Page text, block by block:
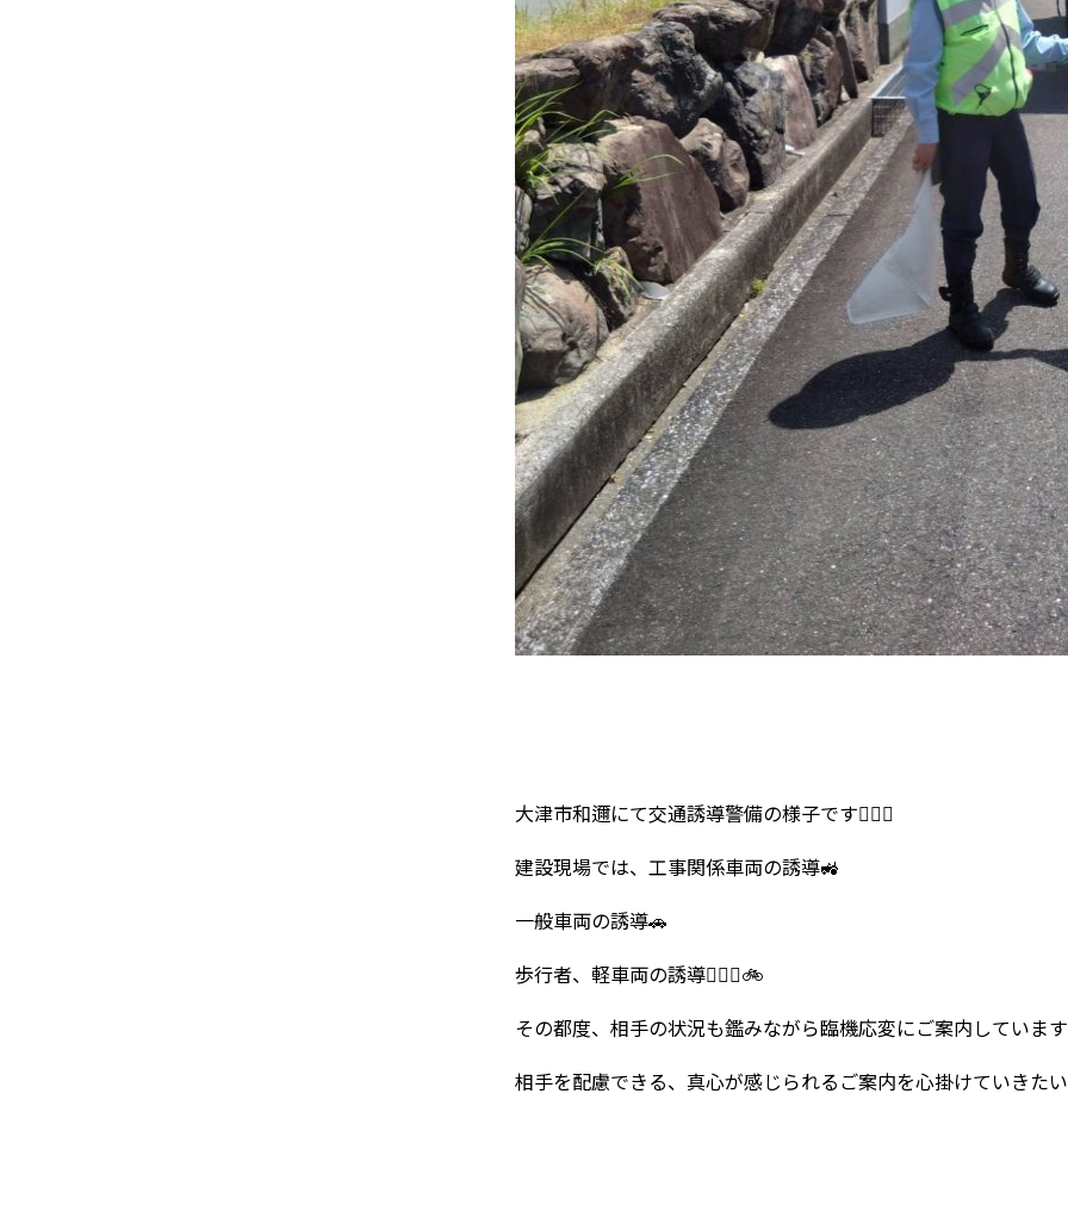
大津市和邇にて交通誘導警備の様子です💁🏻‍♀️
建設現場では、工事関係車両の誘導🚜
一般車両の誘導🚗
歩行者、軽車両の誘導🚶🏻‍♀️🚲
その都度、相手の状況も鑑みながら臨機応変にご案内しています
相手を配慮できる、真心が感じられるご案内を心掛けていきた